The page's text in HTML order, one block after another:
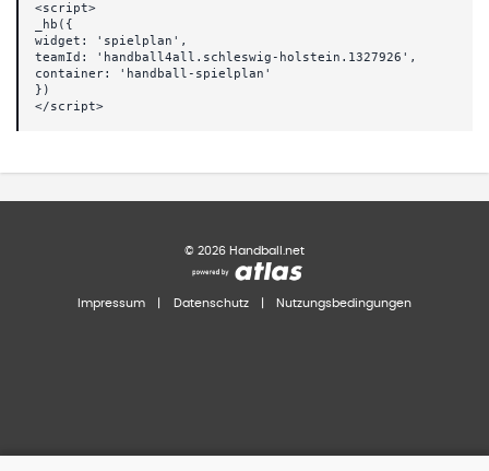
<script>
_hb({
widget: 'spielplan',
teamId: 'handball4all.schleswig-holstein.1327926',
container: 'handball-spielplan'
})
</script>
© 2026 Handball.net
Impressum Datenschutz Nutzungsbedingungen